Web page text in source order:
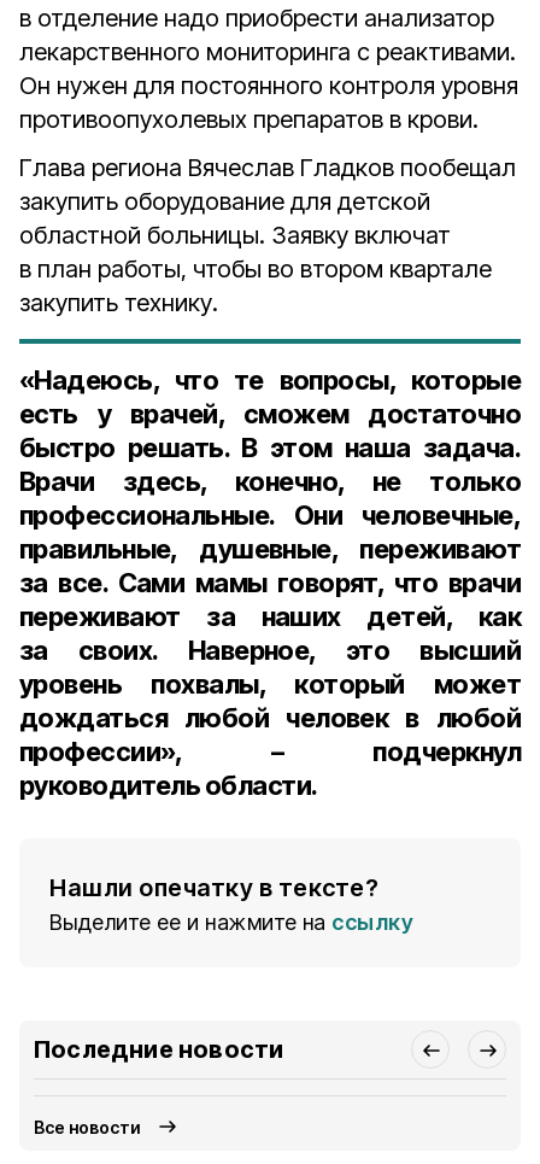
в отделение надо приобрести анализатор
лекарственного мониторинга с реактивами.
Он нужен для постоянного контроля уровня
противоопухолевых препаратов в крови.
Глава региона Вячеслав Гладков пообещал
закупить оборудование для детской
областной больницы. Заявку включат
в план работы, чтобы во втором квартале
закупить технику.
«Надеюсь, что те вопросы, которые
есть у врачей, сможем достаточно
быстро решать. В этом наша задача.
Врачи здесь, конечно, не только
профессиональные. Они человечные,
правильные, душевные, переживают
за все. Сами мамы говорят, что врачи
переживают за наших детей, как
за своих. Наверное, это высший
уровень похвалы, который может
дождаться любой человек в любой
профессии», – подчеркнул
руководитель области.
Нашли опечатку в тексте?
Выделите ее и нажмите на ссылку
Последние новости
Все новости